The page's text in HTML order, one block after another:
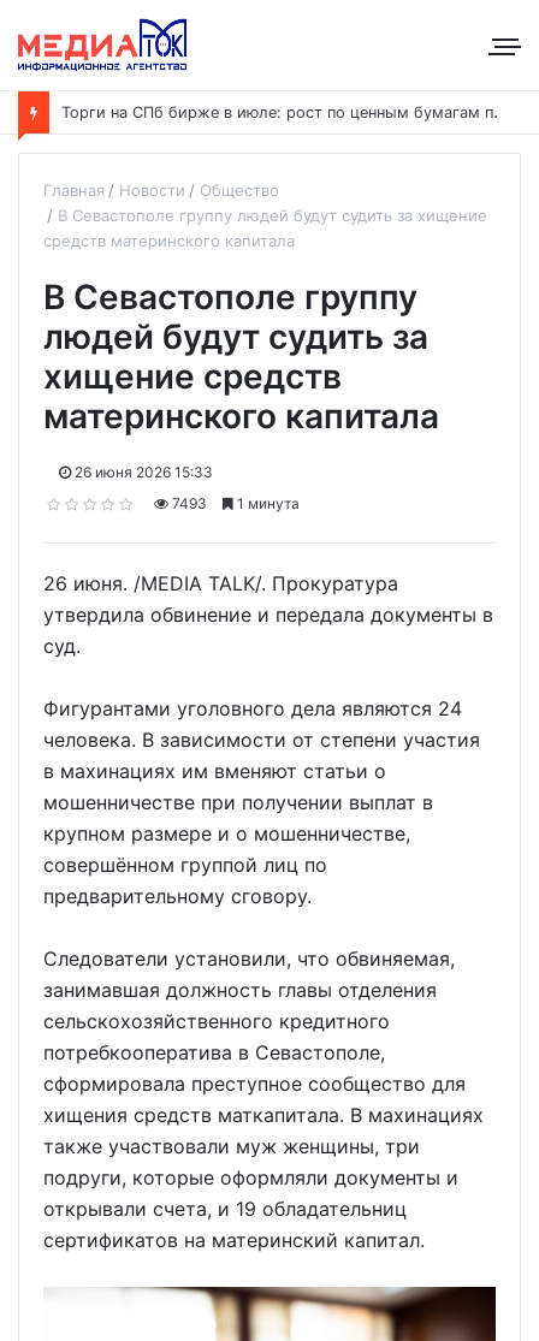
Торги на СПб бирже в июле: рост по ценным бумагам при общем снижении объёмов
Главная Новости
Общество
В Севастополе группу людей будут судить за хищение
средств материнского капитала
В Севастополе группу
людей будут судить за
хищение средств
материнского капитала
26 июня 2026 15:33
7493
1 минута
26 июня. /MEDIA TALK/. Прокуратура
утвердила обвинение и передала документы в
суд.
Фигурантами уголовного дела являются 24
человека. В зависимости от степени участия
в махинациях им вменяют статьи о
мошенничестве при получении выплат в
крупном размере и о мошенничестве,
совершённом группой лиц по
предварительному сговору.
Следователи установили, что обвиняемая,
занимавшая должность главы отделения
сельскохозяйственного кредитного
потребкооператива в Севастополе,
сформировала преступное сообщество для
хищения средств маткапитала. В махинациях
также участвовали муж женщины, три
подруги, которые оформляли документы и
открывали счета, и 19 обладательниц
сертификатов на материнский капитал.